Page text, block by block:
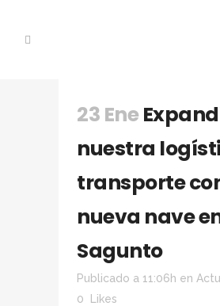
23 Ene
nuestra
transporte
nueva nave
Sagunto
Publicado a 11:06h en
0
Likes